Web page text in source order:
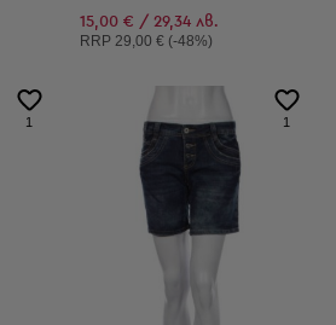
15,00 € / 29,34 лв.
Препоръчителна цена:
RRP 29,00 € (-48%)
1 1